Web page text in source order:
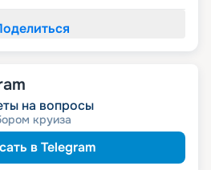
на вопросы
круиза
в Telegram